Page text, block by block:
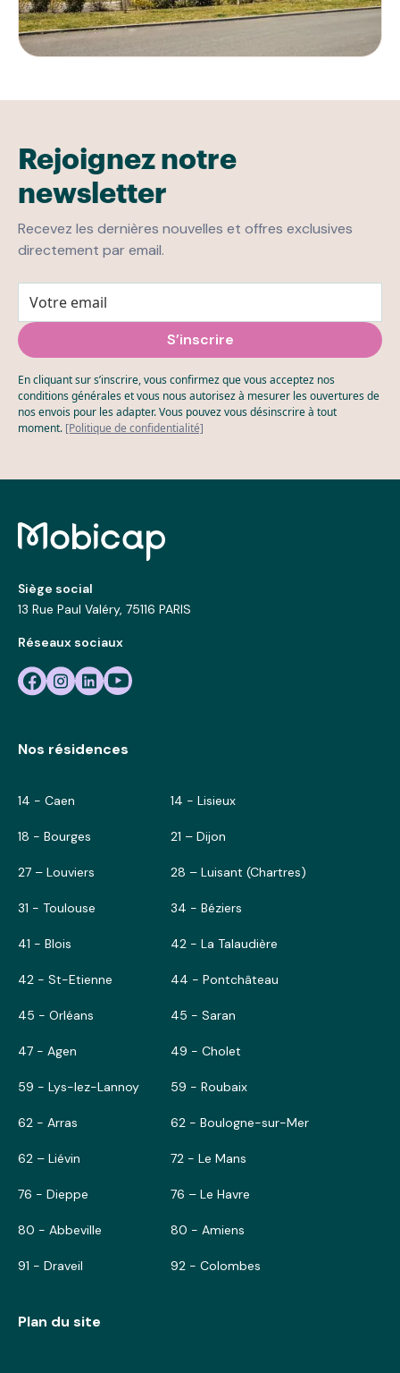
Rejoignez notre
newsletter
Recevez les dernières nouvelles et offres exclusives
directement par email.
En cliquant sur s’inscrire, vous confirmez que vous acceptez nos
conditions générales et vous nous autorisez à mesurer les ouvertures de
nos envois pour les adapter. Vous pouvez vous désinscrire à tout
moment. [Politique de confidentialité]
Siège social
13 Rue Paul Valéry, 75116 PARIS
Réseaux sociaux
Nos résidences
14 - Caen 14 - Lisieux
18 - Bourges 21 – Dijon
27 – Louviers 28 – Luisant (Chartres)
31 - Toulouse 34 - Béziers
41 - Blois 42 - La Talaudière
42 - St-Etienne 44 - Pontchâteau
45 - Orléans 45 - Saran
47 - Agen 49 - Cholet
59 - Lys-lez-Lannoy 59 - Roubaix
62 - Arras 62 - Boulogne-sur-Mer
62 – Liévin 72 - Le Mans
76 - Dieppe 76 – Le Havre
80 - Abbeville 80 - Amiens
91 - Draveil 92 - Colombes
Plan du site